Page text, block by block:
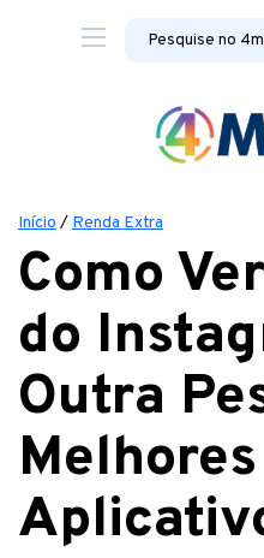
Início / Renda Extra
Como
do
Outra
Melhores